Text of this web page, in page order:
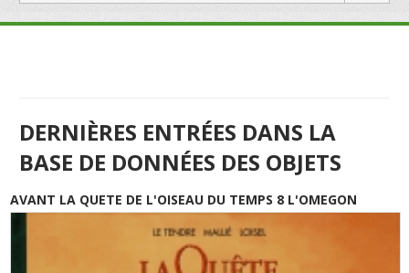
DERNIÈRES ENTRÉES DANS LA
BASE DE DONNÉES DES OBJETS
AVANT LA QUETE DE L'OISEAU DU TEMPS 8 L'OMEGON